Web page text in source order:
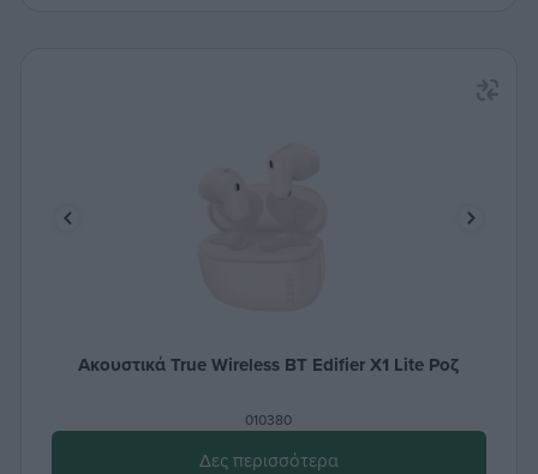
Ακουστικά True Wireless ΒΤ Edifier X1 Lite Ροζ
010380
Δες περισσότερα